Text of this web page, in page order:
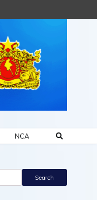
NCA
Search